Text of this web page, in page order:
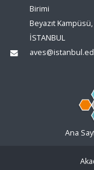
Birimi
Beyazıt
İSTANBUL
Ana